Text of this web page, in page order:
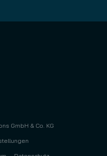
GmbH & Co. KG